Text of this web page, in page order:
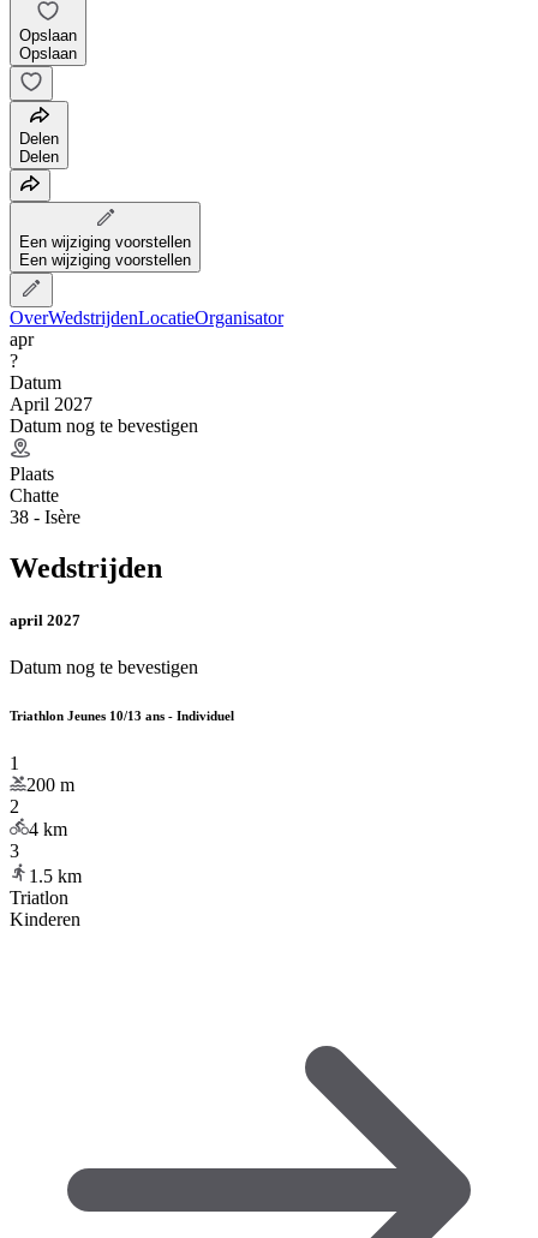
Opslaan
Opslaan
Delen
Delen
Een wijziging voorstellen
Een wijziging voorstellen
OverWedstrijdenLocatieOrganisator
apr
?
Datum
April 2027
Datum nog te bevestigen
Plaats
Chatte
38 - Isère
Wedstrijden
april 2027
Datum nog te bevestigen
Triathlon Jeunes 10/13 ans - Individuel
1
200 m
2
4 km
3
1.5 km
Triatlon
Kinderen